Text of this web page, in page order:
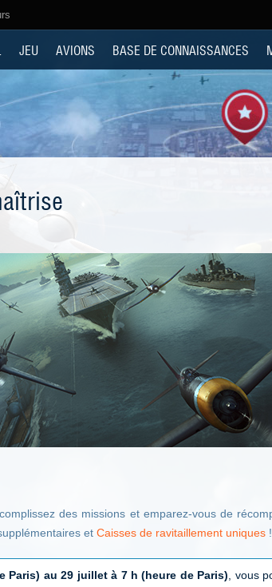
JEU AVIONS BASE DE CONNAISSANCES
des missions et emparez-vous de
et Caisses de ravitaillement uniques !
Paris) au 29 juillet à 7 h (heure de Paris) , vous